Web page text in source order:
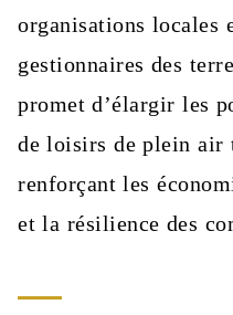
organisations locales
gestionnaires des
promet d’élargir les
de loisirs de plein air
renforçant les
et la résilience des